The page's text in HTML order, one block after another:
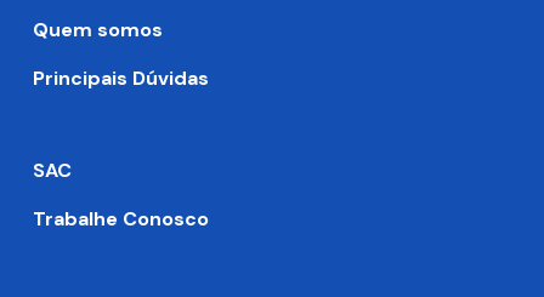
Quem somos
Principais Dúvidas
SAC
Trabalhe Conosco